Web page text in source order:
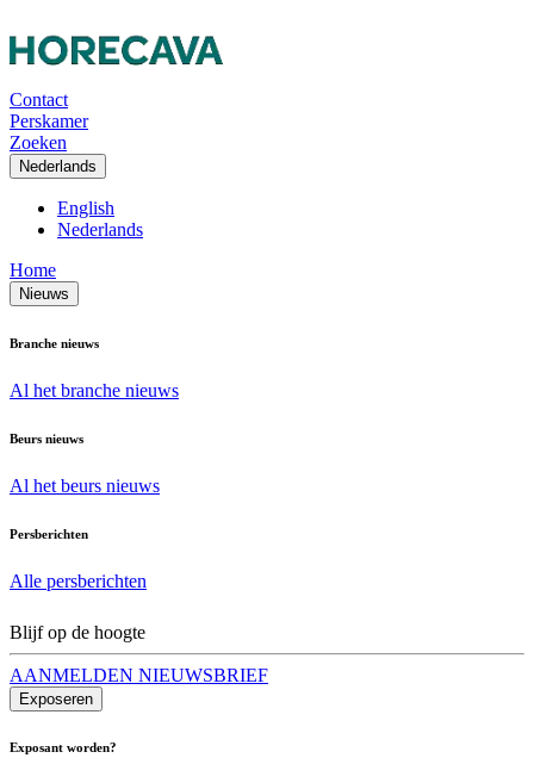
Contact
Perskamer
Zoeken
Nederlands
English
Nederlands
Home
Nieuws
Branche nieuws
Al het branche nieuws
Beurs nieuws
Al het beurs nieuws
Persberichten
Alle persberichten
Blijf op de hoogte
AANMELDEN NIEUWSBRIEF
Exposeren
Exposant worden?